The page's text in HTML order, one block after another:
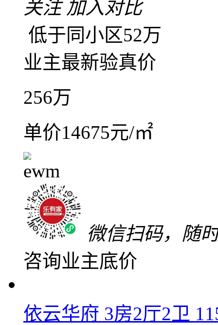
距南海有轨电车1号线
关注 加入对比
低于同小区52万
业主最新验真价
256万
单价14675元/㎡
微信扫码，随